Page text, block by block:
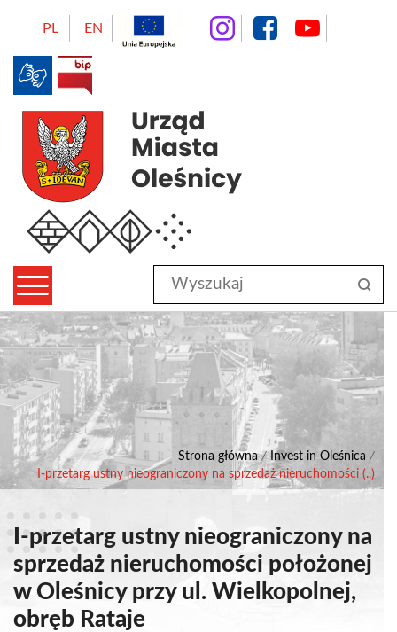
PL EN instagram
Wyszukaj
w
serwisie
Strona główna / Invest in Oleśnica /
I-przetarg ustny nieograniczony na sprzedaż nieruchomości (..)
I-przetarg ustny nieograniczony na
sprzedaż nieruchomości położonej
w Oleśnicy przy ul. Wielkopolnej,
obręb Rataje